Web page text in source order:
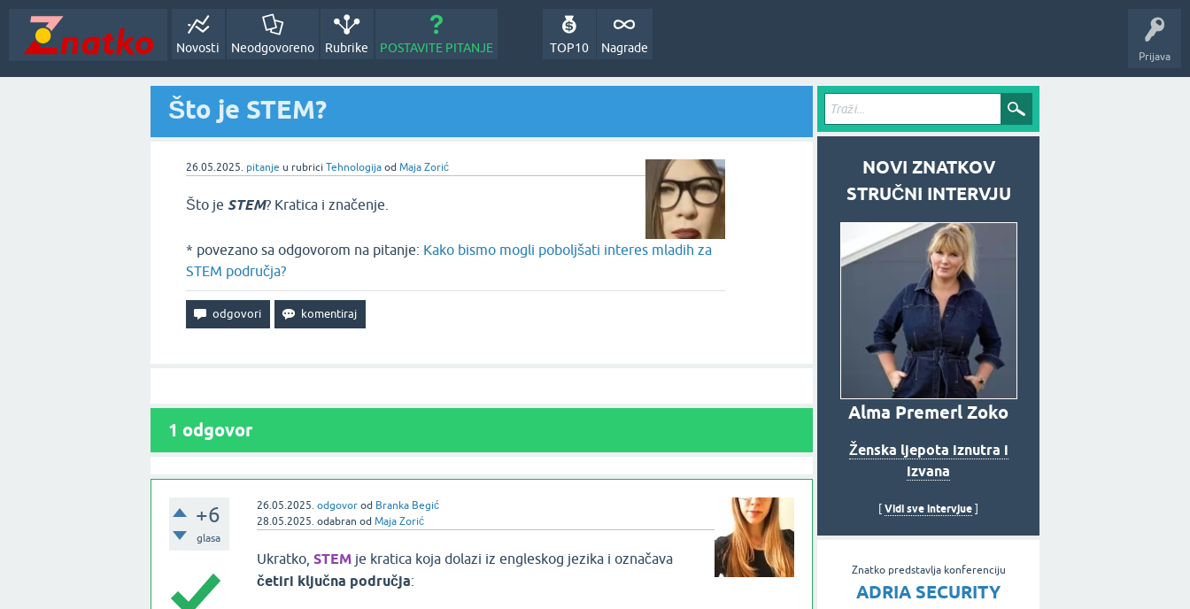
Prijava
Novosti Neodgovoreno Rubrike POSTAVITE PITANJE Nagrade
TOP10
Što je STEM?
26.05.2025. pitanje u rubrici Tehnologija od Maja Zorić
Što je STEM? Kratica i značenje.
* povezano sa odgovorom na pitanje: Kako bismo mogli poboljšati interes mladih za
STEM područja?
1 odgovor
+6
glasa
26.05.2025. odgovor od Branka Begić
28.05.2025. odabran od Maja Zorić
Ukratko, STEMje kratica koja dolazi iz engleskog jezika i označava
četiri ključna područja:
NOVI ZNATKOV
STRUČNI INTERVJU
Alma Premerl Zoko
Ženska ljepota iznutra i
izvana
Vidi sve intervjue
Znatko predstavlja konferenciju
ADRIA SECURITY